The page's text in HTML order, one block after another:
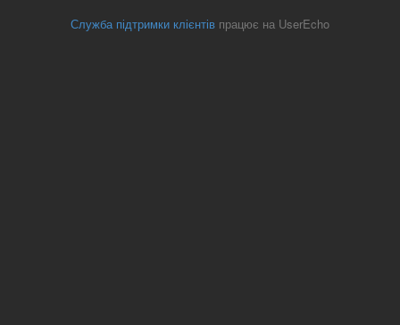
Служба підтримки клієнтів працює на UserEcho